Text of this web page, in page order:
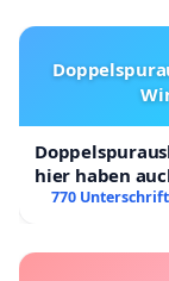
hier haben
770